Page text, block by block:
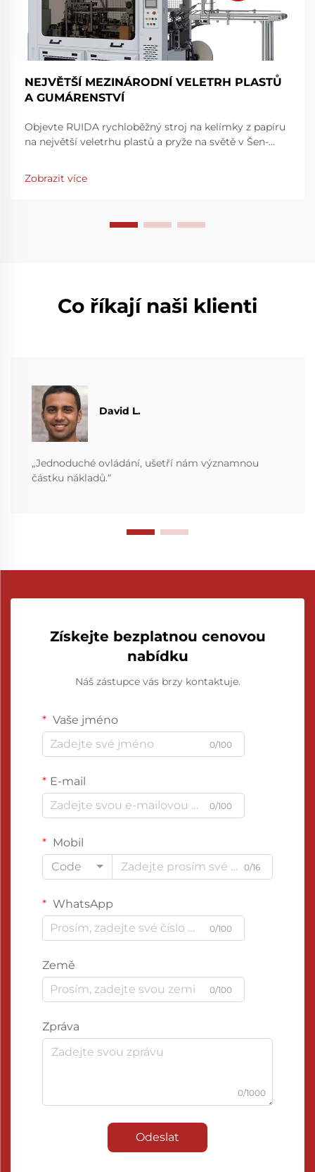
NEJVĚTŠÍ MEZINÁRODNÍ VELETRH PLASTŮ
A GUMÁRENSTVÍ
Objevte RUIDA rychloběžný stroj na kelímky z papíru
na největší veletrhu plastů a pryže na světě v Šen-
nás na stánku 7Y81, hala 7. Zjistěte více ještě dnes.
Zobrazit více
Co říkají naši klienti
David L.
„Jednoduché ovládání, ušetří nám významnou
částku nákladů.“
Získejte bezplatnou cenovou
nabídku
Náš zástupce vás brzy kontaktuje.
Vaše jméno
0/100
E-mail
0/100
Mobil
Code
0/16
WhatsApp
0/100
Země
0/100
Zpráva
0/1000
Odeslat